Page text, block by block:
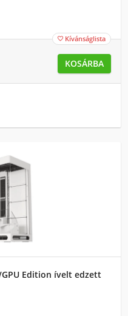
 Kívánságlista
KOSÁRBA
Edition ívelt edzett